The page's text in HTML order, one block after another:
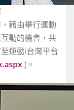
藉由舉行運動
動的機會，共
運動i台灣平台
)。